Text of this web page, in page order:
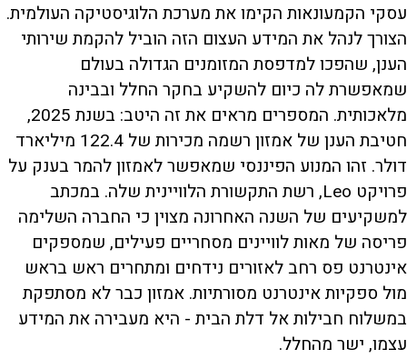
עסקי הקמעונאות הקימו את מערכת הלוגיסטיקה העולמית.
הצורך לנהל את המידע העצום הזה הוביל להקמת שירותי
הענן, שהפכו למדפסת המזומנים הגדולה בעולם
שמאפשרת לה כיום להשקיע בחקר החלל ובבינה
מלאכותית. המספרים מראים את זה היטב: בשנת 2025,
חטיבת הענן של אמזון רשמה מכירות של 122.4 מיליארד
דולר. זהו המנוע הפיננסי שמאפשר לאמזון להמר בענק על
פרויקט Leo, רשת התקשורת הלוויינית שלה. במכתב
למשקיעים של השנה האחרונה מצוין כי החברה השלימה
פריסה של מאות לוויינים מסחריים פעילים, שמספקים
אינטרנט פס רחב לאזורים נידחים ומתחרים ראש בראש
מול ספקיות אינטרנט מסורתיות. אמזון כבר לא מסתפקת
במשלוח חבילות אל דלת הבית - היא מעבירה את המידע
עצמו, ישר מהחלל.